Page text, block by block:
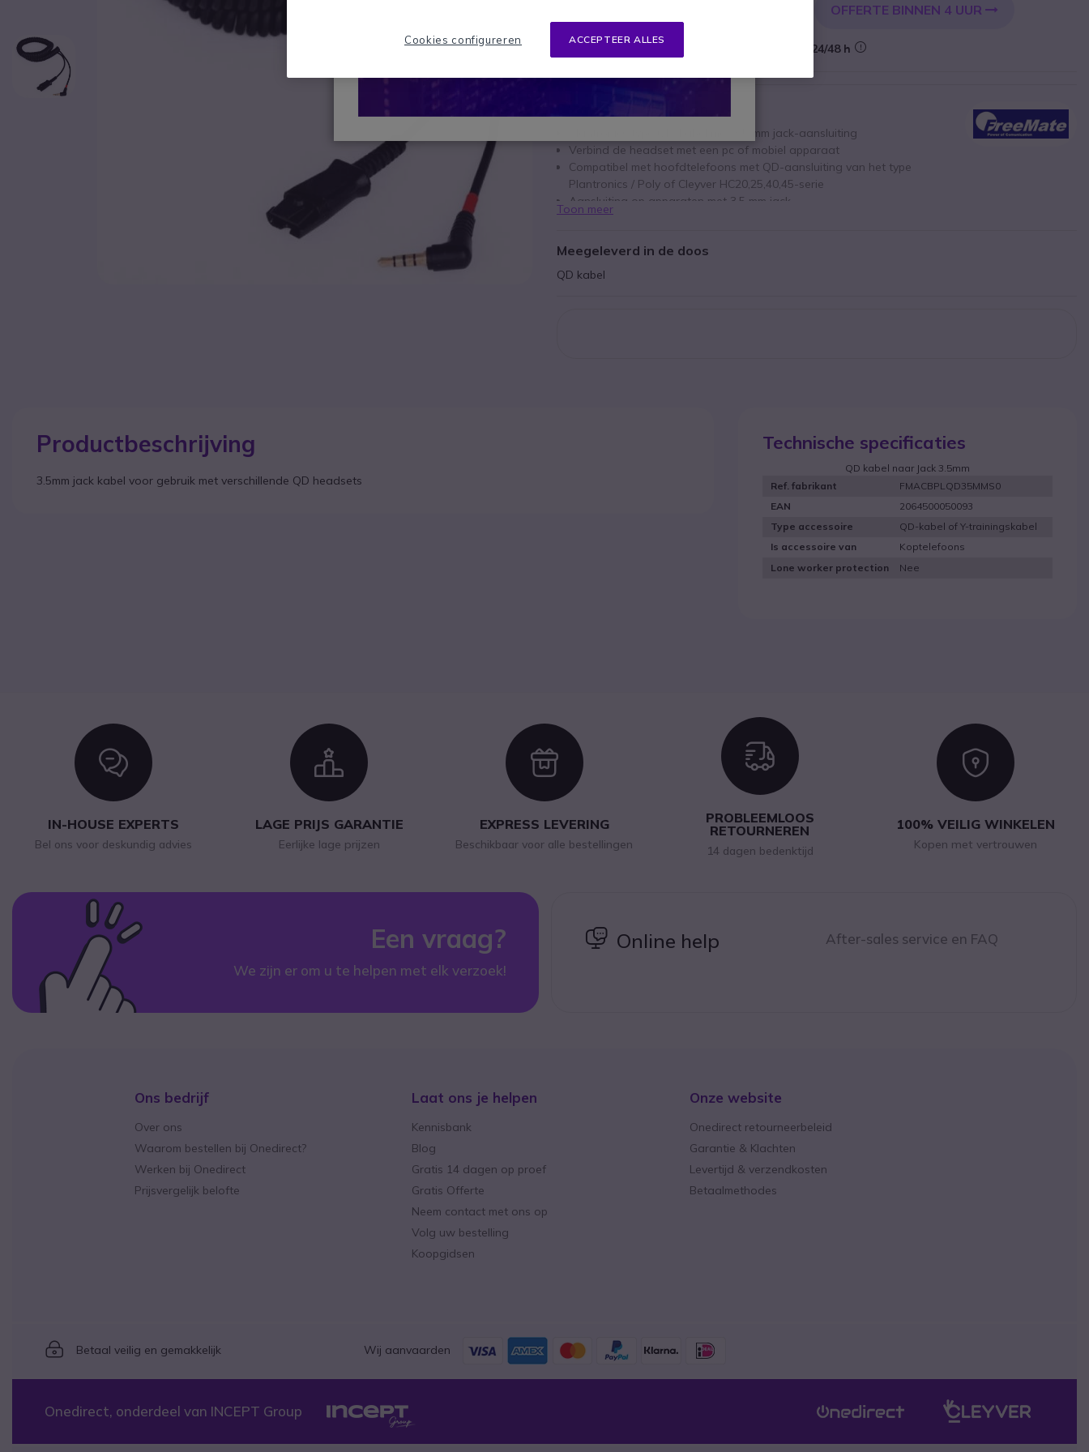
OFFERTE BINNEN 4 UUR
24/48 h
Plantronics type QD-kabel met 3,5 mm jack-aansluiting
Verbind de headset met een pc of mobiel apparaat
Compatibel met hoofdtelefoons met QD-aansluiting van het type
Plantronics / Poly of Cleyver HC20,25,40,45-serie
Aansluiting op apparaten met 3,5 mm jack
Toon meer
Meegeleverd in de doos
QD kabel
Productbeschrijving
3.5mm jack kabel voor gebruik met verschillende QD headsets
Technische specificaties
QD kabel naar Jack 3.5mm
Ref. fabrikant
FMACBPLQD35MMS0
EAN
2064500050093
Type accessoire
QD-kabel of Y-trainingskabel
Is accessoire van
Koptelefoons
Lone worker protection
Nee
Icon
IN-HOUSE EXPERTS
Bel ons voor deskundig advies
Icon
LAGE PRIJS GARANTIE
Eerlijke lage prijzen
Icon
EXPRESS LEVERING
Beschikbaar voor alle bestellingen
Icon
PROBLEEMLOOS
RETOURNEREN
14 dagen bedenktijd
Icon
100% VEILIG WINKELEN
Kopen met vertrouwen
Een vraag?
We zijn er om u te helpen met elk verzoek!
icon
Online help After-sales service en FAQ
Ons bedrijf
Over ons
Waarom bestellen bij Onedirect?
Werken bij Onedirect
Prijsvergelijk belofte
Laat ons je helpen
Kennisbank
Blog
Gratis 14 dagen op proef
Gratis Offerte
Neem contact met ons op
Volg uw bestelling
Koopgidsen
Onze website
Onedirect retourneerbeleid
Garantie & Klachten
Levertijd & verzendkosten
Betaalmethodes
Icon
Betaal veilig en gemakkelijk Wij aanvaarden
Onedirect, onderdeel van INCEPT Group
ACCEPTEER ALLES
Cookies configureren